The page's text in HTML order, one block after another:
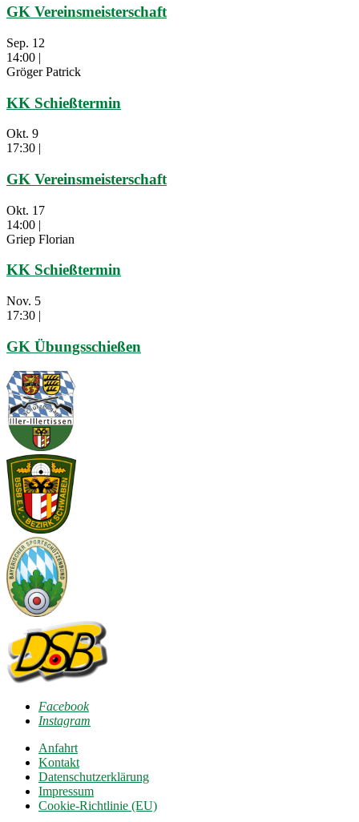
GK Vereinsmeisterschaft
Sep. 12
14:00 |
Gröger Patrick
KK Schießtermin
Okt. 9
17:30 |
GK Vereinsmeisterschaft
Okt. 17
14:00 |
Griep Florian
KK Schießtermin
Nov. 5
17:30 |
GK Übungsschießen
Facebook
Instagram
Anfahrt
Kontakt
Datenschutzerklärung
Impressum
Cookie-Richtlinie (EU)